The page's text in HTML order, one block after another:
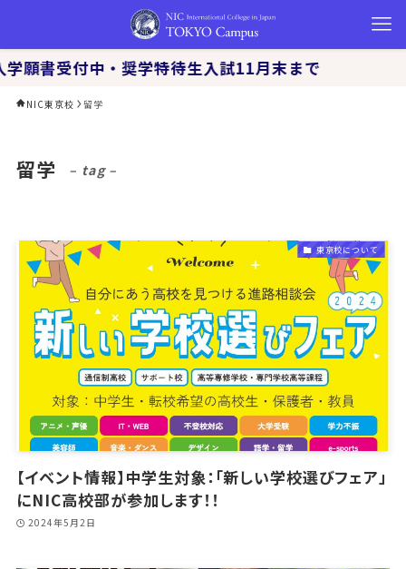
書受付中・奨学特待生入試11月末まで
NIC東京校 留学
留学 – tag –
東京校について
【イベント情報】中学生対象：「新しい学校選びフェア」
にNIC高校部が参加します！！
2024年5月2日